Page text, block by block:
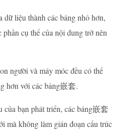
dữ liệu thành các bảng nhỏ hơn,
cụ thể của nội dung trở nên
người và máy móc đều có thể
hơn với các bảng嵌套.
của bạn phát triển, các bảng嵌套
mà không làm gián đoạn cấu trúc